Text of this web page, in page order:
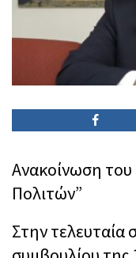
Aνακοίνωση του
Πολιτών”
Στην τελευταία